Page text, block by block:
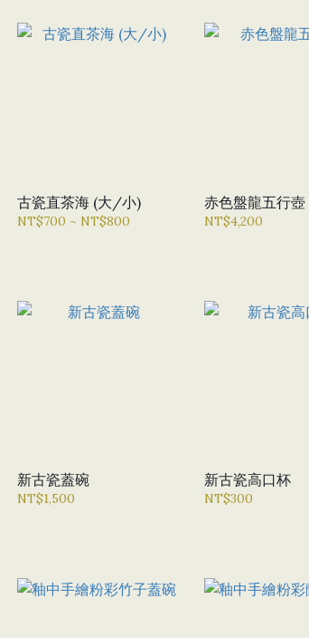
古瓷直茶海 (大/小)
NT$700 ~ NT$800
赤色盤龍五行壺
NT$4,200
新古瓷蓋碗
NT$1,500
新古瓷高口杯
NT$300